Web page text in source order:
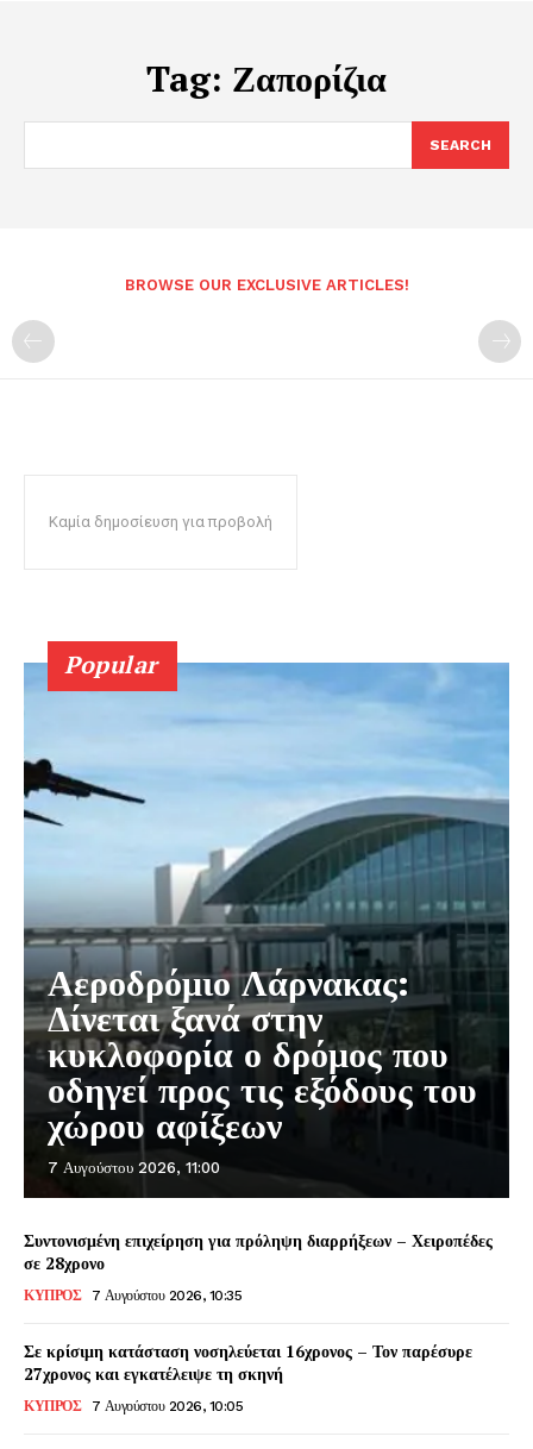
Tag: Ζαπορίζια
SEARCH
BROWSE OUR EXCLUSIVE ARTICLES!
Καμία δημοσίευση για προβολή
Popular
Αεροδρόμιο Λάρνακας:
Δίνεται ξανά στην
κυκλοφορία ο δρόμος που
οδηγεί προς τις εξόδους του
χώρου αφίξεων
7 Αυγούστου 2026, 11:00
Συντονισμένη επιχείρηση για πρόληψη διαρρήξεων – Χειροπέδες
σε 28χρονο
ΚΥΠΡΟΣ 7 Αυγούστου 2026, 10:35
Σε κρίσιμη κατάσταση νοσηλεύεται 16χρονος – Τον παρέσυρε
27χρονος και εγκατέλειψε τη σκηνή
ΚΥΠΡΟΣ 7 Αυγούστου 2026, 10:05